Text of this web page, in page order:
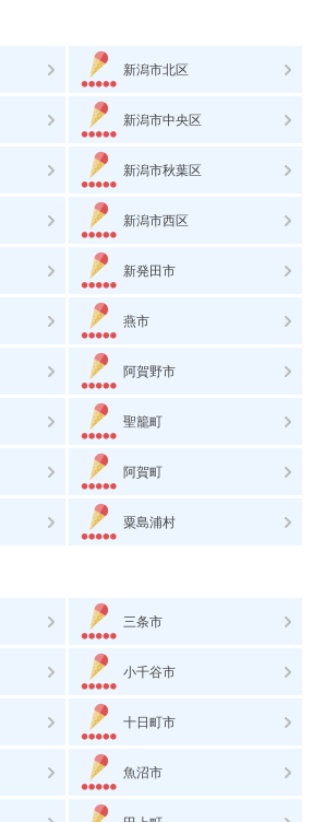
新潟市北区
新潟市中央区
新潟市秋葉区
新潟市西区
新発田市
燕市
阿賀野市
聖籠町
阿賀町
粟島浦村
三条市
小千谷市
十日町市
魚沼市